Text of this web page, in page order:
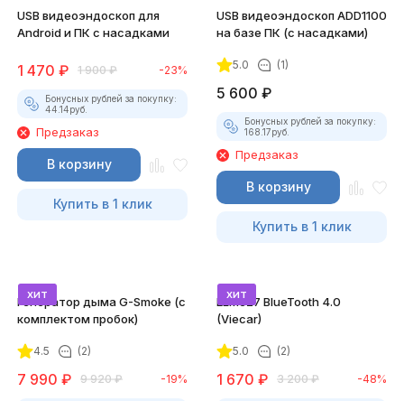
USB видеоэндоскоп для
Android и ПК с насадками
1 470 ₽ 1 900 ₽ -23%
Бонусных рублей за покупку:
44.14руб.
Предзаказ
В корзину
Купить в 1 клик
USB видеоэндоскоп ADD1100
на базе ПК (с насадками)
5.0 (1)
5 600 ₽
Бонусных рублей за покупку:
168.17руб.
Предзаказ
В корзину
Купить в 1 клик
хит
Генератор дыма G-Smoke (c
комплектом пробок)
4.5 (2)
7 990 ₽ 9 920 ₽ -19%
хит
ELM327 BlueTooth 4.0
(Viecar)
5.0 (2)
1 670 ₽ 3 200 ₽ -48%